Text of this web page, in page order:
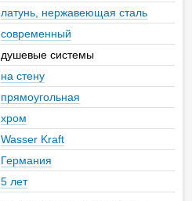
латунь, нержавеющая сталь
современный
душевые системы
на стену
прямоугольная
хром
Wasser Kraft
Германия
5 лет